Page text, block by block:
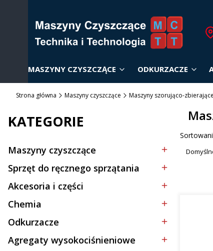
MASZYNY CZYSZCZĄCE ODKURZACZE
Strona główna Maszyny czyszczące Maszyny szorująco-zbierające
KATEGORIE
Kategoria - Maszyny czyszczące
Maszyny czyszczące
Kategoria - Sprzęt do ręcznego sprzątania
Sprzęt do ręcznego sprzątania
Kategoria - Akcesoria i części
Akcesoria i części
Kategoria - Chemia
Chemia
Kategoria - Odkurzacze
Odkurzacze
Kategoria - Agregaty wysokociśnieniowe
Agregaty wysokociśnieniowe
Lista